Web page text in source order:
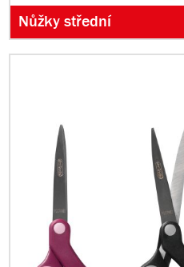
Nůžky střední